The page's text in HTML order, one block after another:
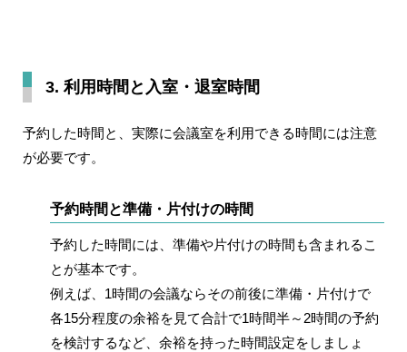
3. 利用時間と入室・退室時間
予約した時間と、実際に会議室を利用できる時間には注意
が必要です。
予約時間と準備・片付けの時間
予約した時間には、準備や片付けの時間も含まれるこ
とが基本です。
例えば、1時間の会議ならその前後に準備・片付けで
各15分程度の余裕を見て合計で1時間半～2時間の予約
を検討するなど、余裕を持った時間設定をしましょ